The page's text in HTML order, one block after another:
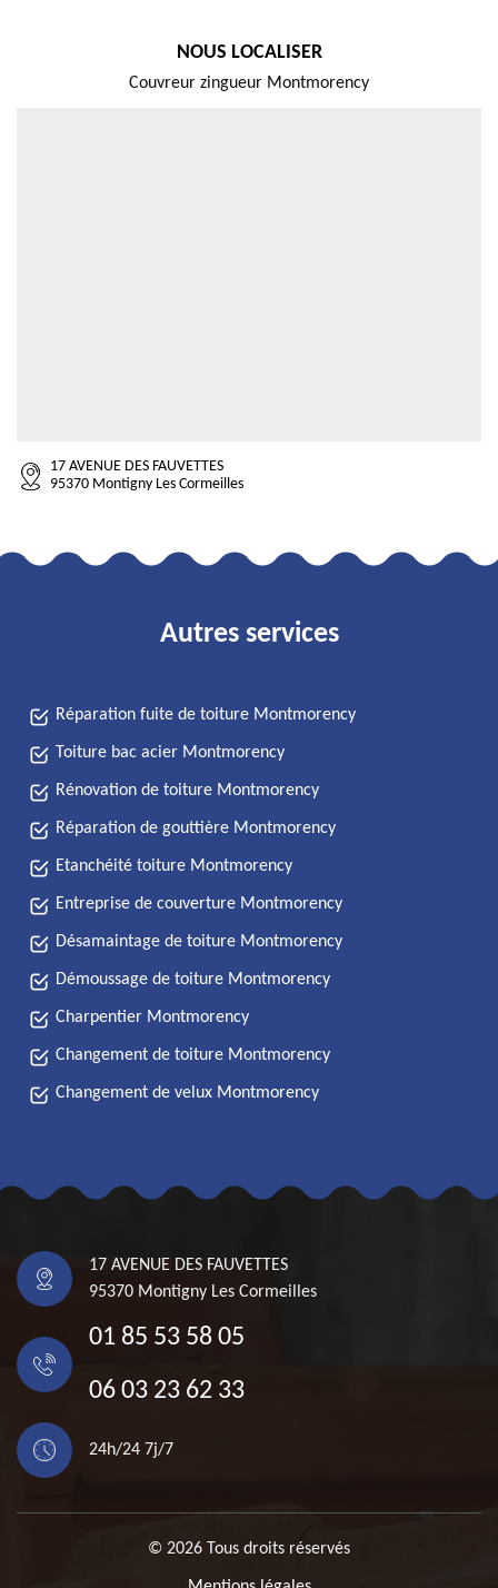
NOUS LOCALISER
Couvreur zingueur Montmorency
17 AVENUE DES FAUVETTES
95370 Montigny Les Cormeilles
Autres services
Réparation fuite de toiture Montmorency
Toiture bac acier Montmorency
Rénovation de toiture Montmorency
Réparation de gouttière Montmorency
Etanchéité toiture Montmorency
Entreprise de couverture Montmorency
Désamaintage de toiture Montmorency
Démoussage de toiture Montmorency
Charpentier Montmorency
Changement de toiture Montmorency
Changement de velux Montmorency
17 AVENUE DES FAUVETTES
95370 Montigny Les Cormeilles
01 85 53 58 05
06 03 23 62 33
24h/24 7j/7
© 2026 Tous droits réservés